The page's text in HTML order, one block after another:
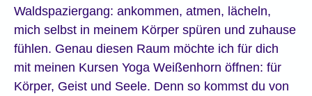
Waldspaziergang: ankommen, atmen, lächeln,
mich selbst in meinem Körper spüren und zuhause
fühlen. Genau diesen Raum möchte ich für dich
mit meinen Kursen Yoga Weißenhorn öffnen: für
Körper, Geist und Seele. Denn so kommst du von